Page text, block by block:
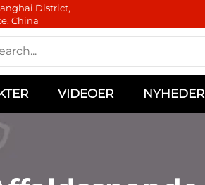
District,
China
VIDEOER NYHEDER